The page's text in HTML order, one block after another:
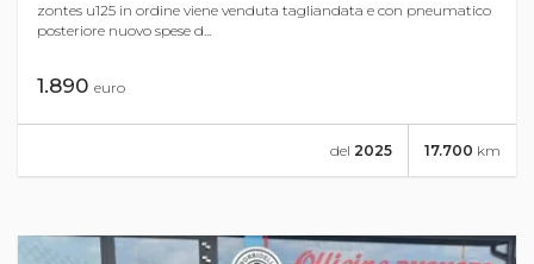
zontes u125 in ordine viene venduta tagliandata e con pneumatico
posteriore nuovo spese d...
1.890 euro
17.700 km
del 2025